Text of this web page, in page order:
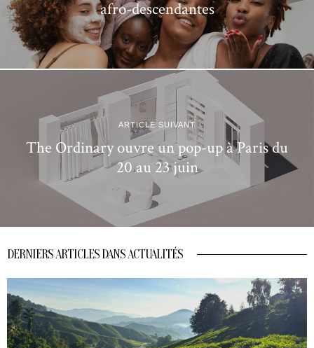
afro-descendantes
ARTICLE SUIVANT
The Ordinary ouvre un pop-up à Paris du
20 au 23 juin
DERNIERS ARTICLES DANS ACTUALITÉS